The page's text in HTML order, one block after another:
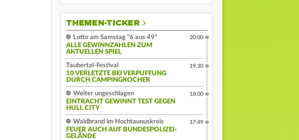
THEMEN-TICKER
Lotto am Samstag "6 aus 49"
ALLE GEWINNZAHLEN ZUM
AKTUELLEN SPIEL
20:00
Taubertal-Festival
10 VERLETZTE BEI VERPUFFUNG
DURCH CAMPINGKOCHER
19:30
Weiter ungeschlagen
EINTRACHT GEWINNT TEST GEGEN
HULL CITY
18:00
Waldbrand im Hochtaunuskreis
FEUER AUCH AUF BUNDESPOLIZEI-
GELÄNDE
17:49